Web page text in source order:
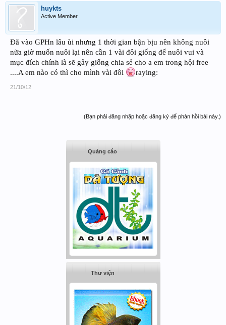
huykts
Active Member
Đã vào GPHn lâu ùi nhưng 1 thời gian bận bịu nên không nuôi
nữa giờ muốn nuôi lại nên cần 1 vài đôi giống để nuôi vui và
mục đích chính là sẽ gây giống chia sẻ cho a em trong hội free
....A em nào có thì cho mình vài đôi
raying:
21/10/12
(Bạn phải đăng nhập hoặc đăng ký để phản hồi bài này.)
Quảng cáo
Thư viện